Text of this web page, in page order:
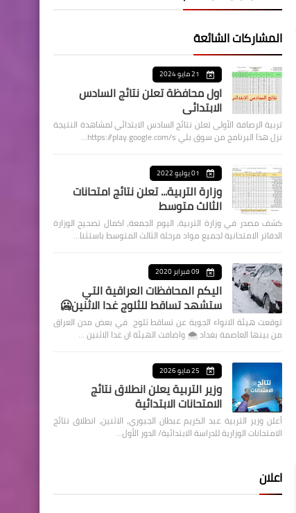
المشاركات الشائعة
21 مايو 2024
اول محافظة تعلن نتائج السادس
الابتدائي
تربية الرصافة الأولى تعلن نتائج السادس الابتدائي لمشاهدة النتيجة
نزل هذا البرنامج من سوق بلي https://play.google.com/s…
01 يوليو 2022
وزارة التربية... تعلن نتائج امتحانات
الثالث متوسط
كشف مصدر في وزارة التربية، اليوم الجمعة، اكمال تصحيح الوزارة
الدفاتر الامتحانية لجميع مواد مرحلة الثالث المتوسط باستثنا…
09 فبراير 2020
اليكم المحافظات العراقية التي
ستشهد تساقط للثلوج غدا الاثنين🥶
توقعت هيئة الانواء الجوية عن تساقط ثلوج في بعض مدن العراق
من بينها العاصمة بغداد ⁦🌨️⁩ واضافت الهيئة ان غدا الاثنين …
25 مايو 2026
وزير التربية يعلن انطلاق نتائج
الامتحانات الابتدائية
أعلن وزير التربية عبد الكريم عبطان الجبوري، الاثنين، انطلاق نتائج
الامتحانات الوزارية للدراسة الابتدائية/ الدور الأول…
اعلان